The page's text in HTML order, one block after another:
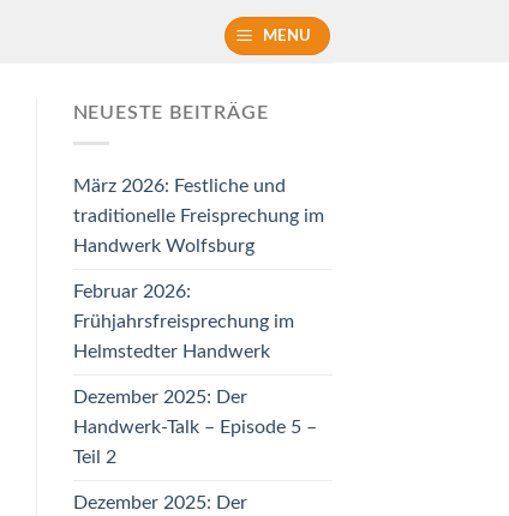
MENU
NEUESTE BEITRÄGE
März 2026: Festliche und
traditionelle Freisprechung im
Handwerk Wolfsburg
Februar 2026:
Frühjahrsfreisprechung im
Helmstedter Handwerk
Dezember 2025: Der
Handwerk-Talk – Episode 5 –
Teil 2
Dezember 2025: Der